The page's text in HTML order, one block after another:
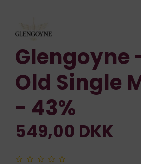
Glengoyne
Old Single
- 43%
549,00 DKK